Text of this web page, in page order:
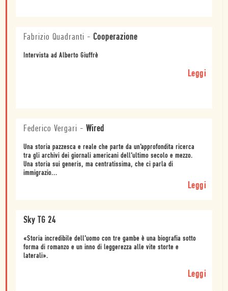
Fabrizio Quadranti - Cooperazione
Intervista ad Alberto Giuffrè
Leggi
Federico Vergari - Wired
Una storia pazzesca e reale che parte da un’approfondita ricerca
tra gli archivi dei giornali americani dell’ultimo secolo e mezzo.
Una storia sui generis, ma centratissima, che ci parla di
immigrazio...
Leggi
Sky TG 24
«Storia incredibile dell’uomo con tre gambe è una biografia sotto
forma di romanzo e un inno di leggerezza alle vite storte e
laterali».
Leggi